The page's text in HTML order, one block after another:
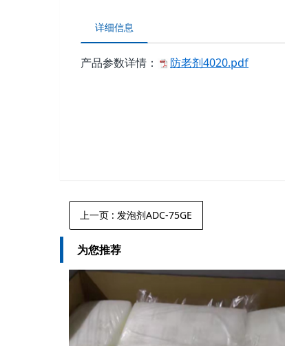
详细信息
产品参数详情： 防老剂4020.pdf
上一页 : 发泡剂ADC-75GE
为您推荐